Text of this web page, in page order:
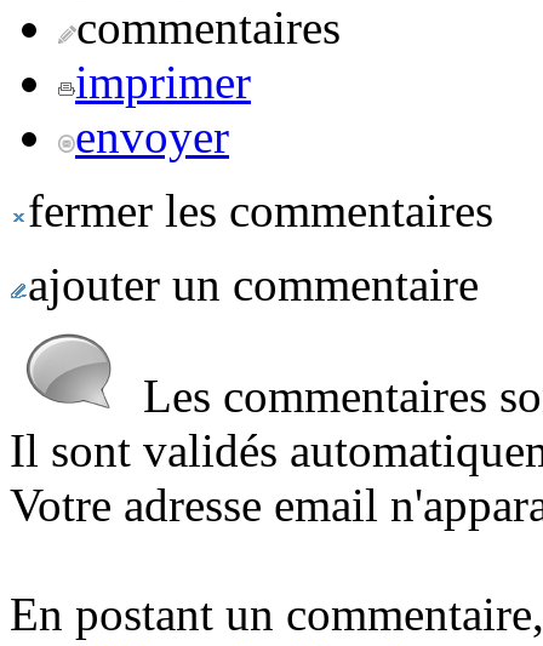
commentaires
imprimer
envoyer
fermer les commentaires
ajouter un commentaire
Les commentaires
Il sont validés
Votre adresse email
En postant un